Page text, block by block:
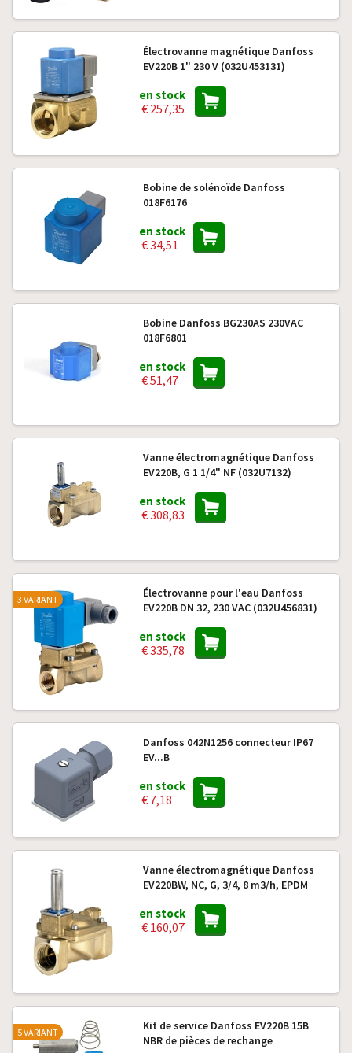
Électrovanne magnétique Danfoss
EV220B 1" 230 V (032U453131)
en stock
€ 257,35
Bobine de solénoïde Danfoss
018F6176
en stock
€ 34,51
Bobine Danfoss BG230AS 230VAC
018F6801
en stock
€ 51,47
Vanne électromagnétique Danfoss
EV220B, G 1 1/4" NF (032U7132)
en stock
€ 308,83
Électrovanne pour l'eau Danfoss
EV220B DN 32, 230 VAC (032U456831)
en stock
€ 335,78
3 VARIANT
Danfoss 042N1256 connecteur IP67
EV...B
en stock
€ 7,18
Vanne électromagnétique Danfoss
EV220BW, NC, G, 3/4, 8 m3/h, EPDM
en stock
€ 160,07
Kit de service Danfoss EV220B 15B
NBR de pièces de rechange
5 VARIANT